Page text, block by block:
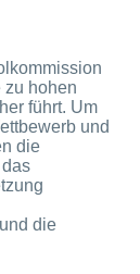
zu hohen
führt. Um
und
die
die